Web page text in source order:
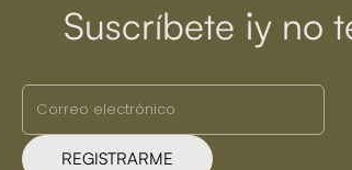
Suscríbete ¡y no
REGISTRARME